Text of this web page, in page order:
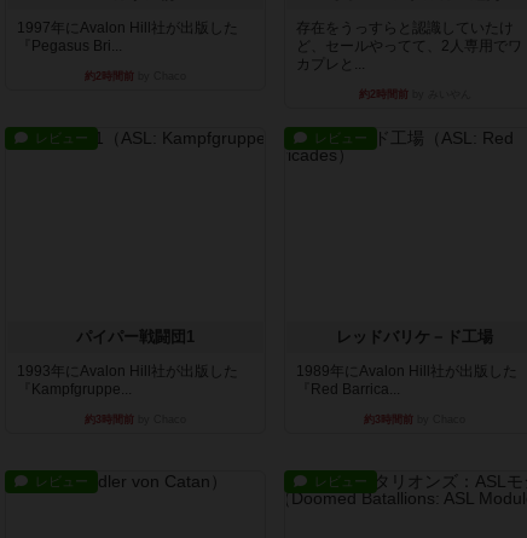
1997年にAvalon Hill社が出版した
『Pegasus Bri...
約2時間前
存在をうっすらと認識していたけ
ど、セールやってて、2人専用でワ
カプレと...
約2時間前
レビュー
パイパー戦闘団1
1993年にAvalon Hill社が出版した
『Kampfgruppe...
約3時間前
レビュー
レッドバリケ－ド工場
1989年にAvalon Hill社が出版した
『Red Barrica...
約3時間前
レビュー レビュー